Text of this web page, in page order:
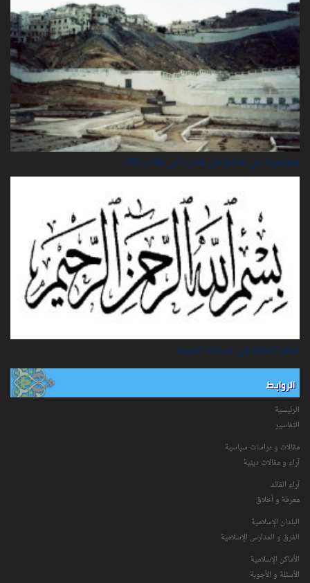
محاصرة بني هاشم في شعب أبي طالب (20)
حكم الصلاة في مساجد الشيعة
الروابط
الرئيسية
التفاسیر
مقالات و دراسات سياسية
آراء و مقالات دينية
آراء القائد
معرفة و أخلاق
البلدان الإسلامية
الفرق و المدارس الإسلامية
الأماكن الإسلامية
الأسئلة و الأجوبة